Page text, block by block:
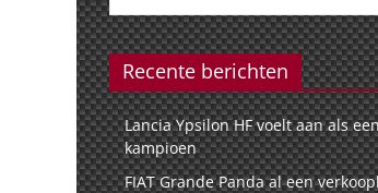
Recente berichten
Lancia Ypsilon HF voelt aan als
kampioen
FIAT Grande Panda al een